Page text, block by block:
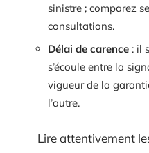
sinistre ; comparez
consultations.
Délai de carence : il
s’écoule entre la
vigueur de la
l’autre.
Lire attentivement